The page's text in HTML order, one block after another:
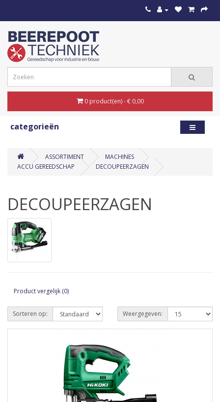
0 product(en) - € 0,00
categorieën
ASSORTIMENT
MACHINES
ACCU GEREEDSCHAP
DECOUPEERZAGEN
DECOUPEERZAGEN
Product vergelijk (0)
Sorteren op: Weergegeven: